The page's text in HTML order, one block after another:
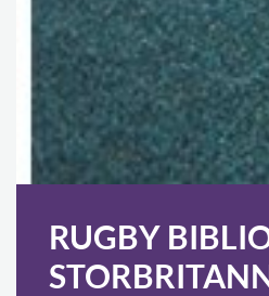
RUGBY